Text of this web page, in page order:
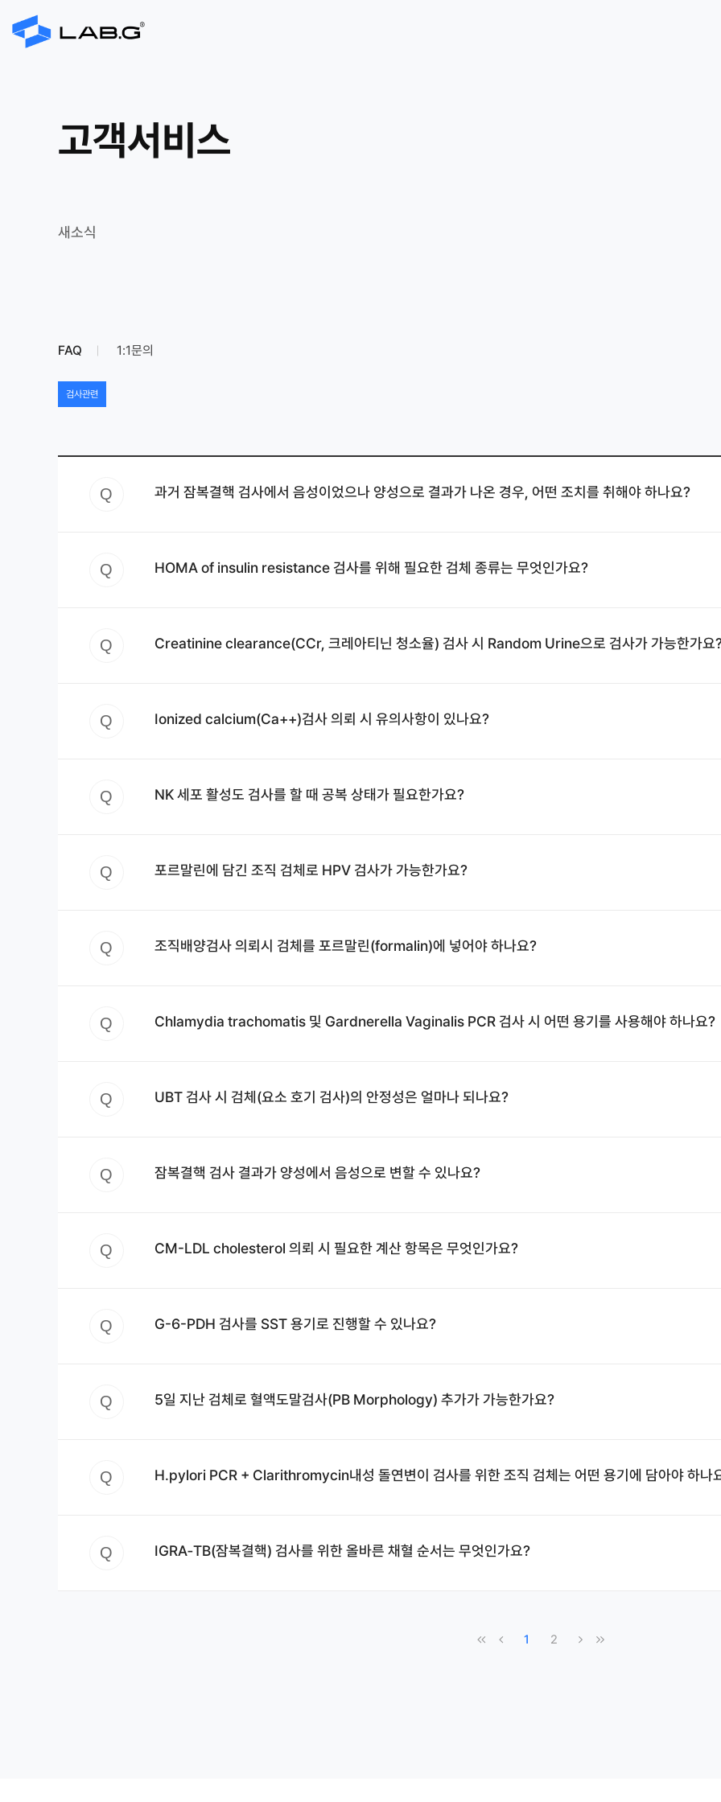
고객서비스
새소식
FAQ 1:1문의
검사관련
Q 과거 잠복결핵 검사에서 음성이었으나 양성으로 결과가 나온 경우, 어떤 조치를 취해야 하나요?
Q HOMA of insulin resistance 검사를 위해 필요한 검체 종류는 무엇인가요?
Q Creatinine clearance(CCr, 크레아티닌 청소율) 검사 시 Random Urine으로 검사가 가능한가요
Q Ionized calcium(Ca++)검사 의뢰 시 유의사항이 있나요?
Q NK 세포 활성도 검사를 할 때 공복 상태가 필요한가요?
Q 포르말린에 담긴 조직 검체로 HPV 검사가 가능한가요?
Q 조직배양검사 의뢰시 검체를 포르말린(formalin)에 넣어야 하나요?
Q Chlamydia trachomatis 및 Gardnerella Vaginalis PCR 검사 시 어떤 용기를 사용해야 하나요?
Q UBT 검사 시 검체(요소 호기 검사)의 안정성은 얼마나 되나요?
Q 잠복결핵 검사 결과가 양성에서 음성으로 변할 수 있나요?
Q CM-LDL cholesterol 의뢰 시 필요한 계산 항목은 무엇인가요?
Q G-6-PDH 검사를 SST 용기로 진행할 수 있나요?
Q 5일 지난 검체로 혈액도말검사(PB Morphology) 추가가 가능한가요?
Q H.pylori PCR + Clarithromycin내성 돌연변이 검사를 위한 조직 검체는 어떤 용기에 담아야 하나
Q IGRA‑TB(잠복결핵) 검사를 위한 올바른 채혈 순서는 무엇인가요?
1 2